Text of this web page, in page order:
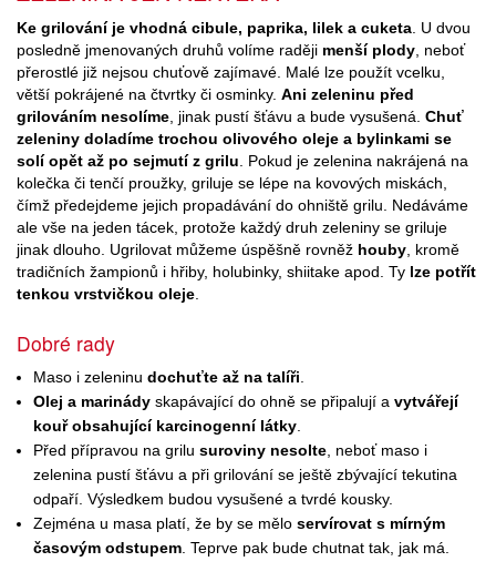
Ke grilování je vhodná cibule, paprika, lilek a cuketa. U dvou
posledně jmenovaných druhů volíme raději menší plody, neboť
přerostlé již nejsou chuťově zajímavé. Malé lze použít vcelku,
větší pokrájené na čtvrtky či osminky. Ani zeleninu před
grilováním nesolíme, jinak pustí šťávu a bude vysušená. Chuť
zeleniny doladíme trochou olivového oleje a bylinkami se
solí opět až po sejmutí z grilu. Pokud je zelenina nakrájená na
kolečka či tenčí proužky, griluje se lépe na kovových miskách,
čímž předejdeme jejich propadávání do ohniště grilu. Nedáváme
ale vše na jeden tácek, protože každý druh zeleniny se griluje
jinak dlouho. Ugrilovat můžeme úspěšně rovněž houby, kromě
tradičních žampionů i hřiby, holubinky, shiitake apod. Ty lze potřít
tenkou vrstvičkou oleje.
Dobré rady
Maso i zeleninudochuťte až na talíři
Olej a marinády skapávající do ohně se připalují avytvářejí
kouř obsahující karcinogenní látky
Před přípravou na grilusuroviny nesolte , neboť maso i
zelenina pustí šťávu a při grilování se ještě zbývající tekutina
odpaří. Výsledkem budou vysušené a tvrdé kousky.
Zejména u masa platí, že by se měloservírovat s mírným
časovým odstupem . Teprve pak bude chutnat tak, jak má.